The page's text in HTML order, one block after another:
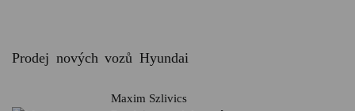
Prodej nových vozů Hyundai
Maxim Szlivics